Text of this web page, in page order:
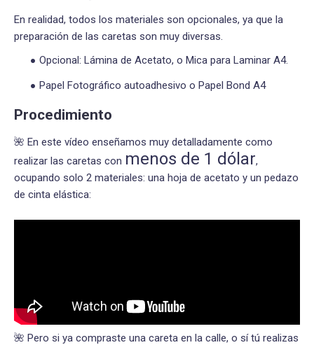
En realidad, todos los materiales son opcionales, ya que la
preparación de las caretas son muy diversas.
Opcional: Lámina de Acetato, o Mica para Laminar A4.
Papel Fotográfico autoadhesivo o Papel Bond A4
Procedimiento
🌺 En este vídeo enseñamos muy detalladamente como
realizar las caretas con menos de 1 dólar,
ocupando solo 2 materiales: una hoja de acetato y un pedazo
de cinta elástica:
🌺 Pero si ya compraste una careta en la calle, o sí tú realizas